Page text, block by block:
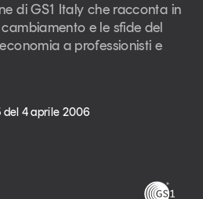
di GS1 Italy che racconta in
e le sfide del
a professionisti e
del 4 aprile 2006